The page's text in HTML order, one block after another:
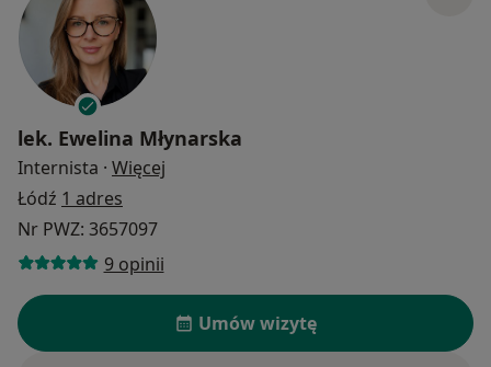
lek. Ewelina Młynarska
Internista · Więcej
Łódź 1 adres
Nr PWZ: 3657097
9 opinii
Umów wizytę